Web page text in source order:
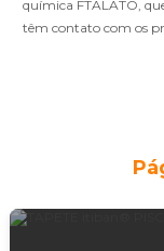
química FTALATO,
têm contato com os